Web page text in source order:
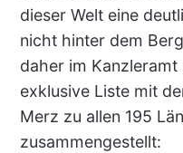
dieser Welt eine
nicht hinter dem
daher im
exklusive Liste mit
Merz zu allen 195
zusammengestellt: